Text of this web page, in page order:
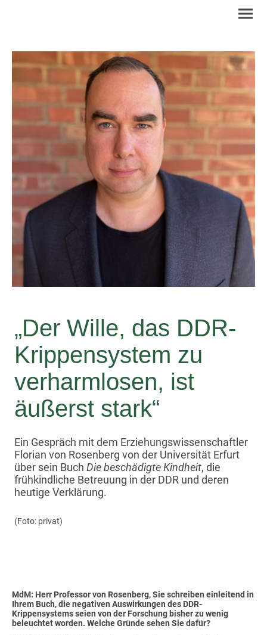
„Der Wille, das DDR-
Krippensystem zu
verharmlosen, ist
äußerst stark“
Ein Gespräch mit dem Erziehungswissenschaftler
Florian von Rosenberg von der Universität Erfurt
über sein Buch Die beschädigte Kindheit, die
frühkindliche Betreuung in der DDR und deren
heutige Verklärung.
(Foto: privat)
MdM: Herr Professor von Rosenberg, Sie schreiben einleitend in
Ihrem Buch, die negativen Auswirkungen des DDR-
Krippensystems seien von der Forschung bisher zu wenig
beleuchtet worden. Welche Gründe sehen Sie dafür?